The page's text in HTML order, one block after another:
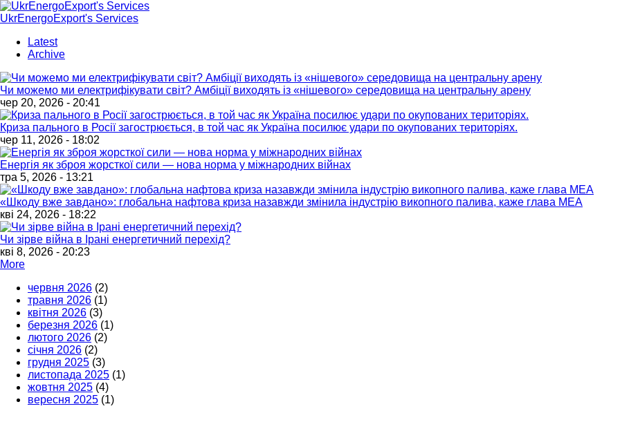
UkrEnergoExport's Services
Latest
Archive
Чи можемо ми електрифікувати світ? Амбіції виходять із «нішевого» середовища на центральну арену
чер 20, 2026 - 20:41
Криза пального в Росії загострюється, в той час як Україна посилює удари по окупованих територіях.
чер 11, 2026 - 18:02
Енергія як зброя жорсткої сили — нова норма у міжнародних війнах
тра 5, 2026 - 13:21
«Шкоду вже завдано»: глобальна нафтова криза назавжди змінила індустрію викопного палива, каже глава МЕА
кві 24, 2026 - 18:22
Чи зірве війна в Ірані енергетичний перехід?
кві 8, 2026 - 20:23
More
червня 2026 (2)
травня 2026 (1)
квітня 2026 (3)
березня 2026 (1)
лютого 2026 (2)
січня 2026 (2)
грудня 2025 (3)
листопада 2025 (1)
жовтня 2025 (4)
вересня 2025 (1)